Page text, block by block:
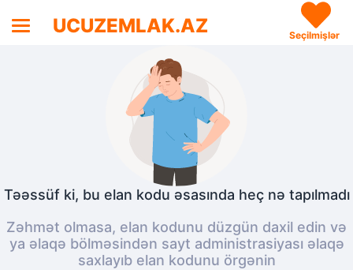
UCUZEMLAK.AZ Seçilmişlər
Təəssüf ki, bu elan kodu əsasında heç nə tapılmadı
Zəhmət olmasa, elan kodunu düzgün daxil edin və
ya əlaqə bölməsindən sayt administrasiyası əlaqə
saxlayıb elan kodunu örgənin